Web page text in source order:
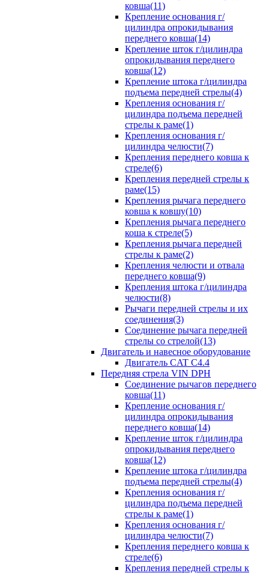
ковша(11)
Крепление основания г/
цилиндра опрокидывания
переднего ковша(14)
Крепление шток г/цилиндра
опрокидывания переднего
ковша(12)
Крепление штока г/цилиндра
подъема передней стрелы(4)
Крепления основания г/
цилиндра подъема передней
стрелы к раме(1)
Крепления основания г/
цилиндра челюсти(7)
Крепления переднего ковша к
стреле(6)
Крепления передней стрелы к
раме(15)
Крепления рычага переднего
ковша к ковшу(10)
Крепления рычага переднего
коша к стреле(5)
Крепления рычага передней
стрелы к раме(2)
Крепления челюсти и отвала
переднего ковша(9)
Крепления штока г/цилиндра
челюсти(8)
Рычаги передней стрелы и их
соединения(3)
Соединение рычага передней
стрелы со стрелой(13)
Двигатель и навесное оборудование
Двигатель CAT C4.4
Передняя стрела VIN DPH
Cоединение рычагов переднего
ковша(11)
Крепление основания г/
цилиндра опрокидывания
переднего ковша(14)
Крепление шток г/цилиндра
опрокидывания переднего
ковша(12)
Крепление штока г/цилиндра
подъема передней стрелы(4)
Крепления основания г/
цилиндра подъема передней
стрелы к раме(1)
Крепления основания г/
цилиндра челюсти(7)
Крепления переднего ковша к
стреле(6)
Крепления передней стрелы к